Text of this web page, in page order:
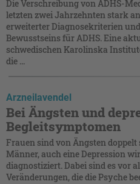
Die Verschreibung von ADHS-
letzten zwei Jahrzehnten stark
erweiterter Diagnosekriterien
Bewusstseins für ADHS. Eine
schwedischen Karolinska
die ...
Arzneilavendel
Bei Ängsten und
Begleitsymptomen
Frauen sind von Ängsten
Männer, auch eine Depression
diagnostiziert. Dabei sind es vor
Veränderungen, die die Psyche